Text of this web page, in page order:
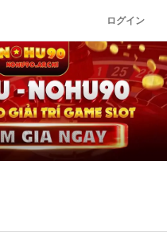
ログイン